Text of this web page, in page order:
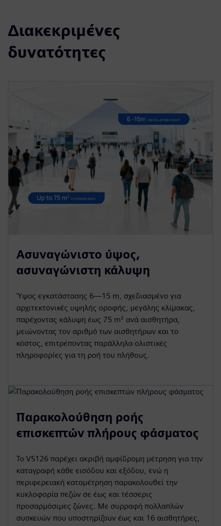
Διακεκριμένες
δυνατότητες
Ασυναγώνιστο ύψος,
ασυναγώνιστη κάλυψη
Ύψος εγκατάστασης 6—15 m, σχεδιασμένο για
αρχιτεκτονικές υψηλής οροφής, μεγάλης κλίμακας,
παρέχοντας κάλυψη έως 75 m² ανά αισθητήρα,
μειώνοντας τον αριθμό των αισθητήρων και το
κόστος, επιτρέποντας παράλληλα ολιστικές
πληροφορίες για τη ροή του πλήθους.
Παρακολούθηση ροής
επισκεπτών πλήρους φάσματος
Το VS126 παρέχει ακριβή αμφίδρομη μέτρηση για την
καταγραφή κάθε εισόδου και εξόδου, ενώ η
περιφερειακή καταμέτρηση παρακολουθεί την
κυκλοφορία πεζών σε έως και τέσσερις
προσαρμόσιμες ζώνες. Με συρραφή πολλαπλών
συσκευών που υποστηρίζουν έως και 16 αισθητήρες,